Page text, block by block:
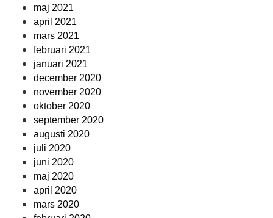
maj 2021
april 2021
mars 2021
februari 2021
januari 2021
december 2020
november 2020
oktober 2020
september 2020
augusti 2020
juli 2020
juni 2020
maj 2020
april 2020
mars 2020